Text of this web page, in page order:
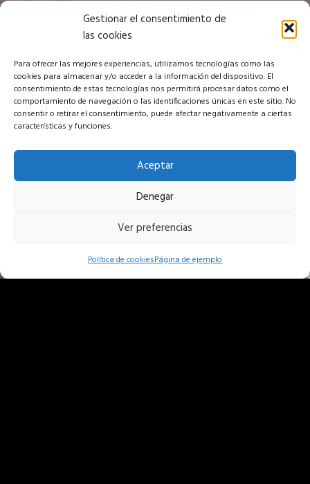
Gestionar el consentimiento de
las cookies
Para ofrecer las mejores experiencias, utilizamos tecnologías como las
cookies para almacenar y/o acceder a la información del dispositivo. El
consentimiento de estas tecnologías nos permitirá procesar datos como el
comportamiento de navegación o las identificaciones únicas en este sitio. No
consentir o retirar el consentimiento, puede afectar negativamente a ciertas
características y funciones.
Aceptar
Denegar
Ver preferencias
Política de cookiesPágina de ejemplo